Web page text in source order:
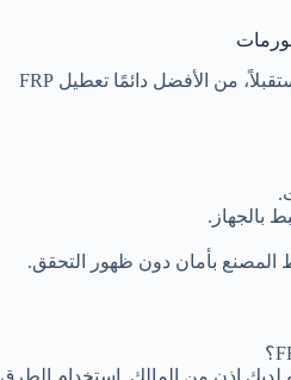
لتجنب الوقوع في هذا المأزق مستقبلاً، من الأفضل دائمًا تعطيل FRP
المصنع بأمان دون ظهور التحقق.